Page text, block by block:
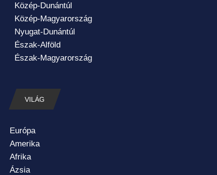
Közép-Dunántúl
Közép-Magyarország
Nyugat-Dunántúl
Észak-Alföld
Észak-Magyarország
VILÁG
Európa
Amerika
Afrika
Ázsia